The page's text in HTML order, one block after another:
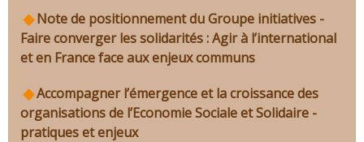
Note de positionnement du Groupe initiatives -
Faire converger les solidarités : Agir à l’international
et en France face aux enjeux communs
Accompagner l’émergence et la croissance des
organisations de l’Economie Sociale et Solidaire -
pratiques et enjeux